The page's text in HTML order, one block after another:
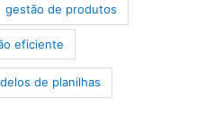
gestão de produtos
eficiente
de planilhas